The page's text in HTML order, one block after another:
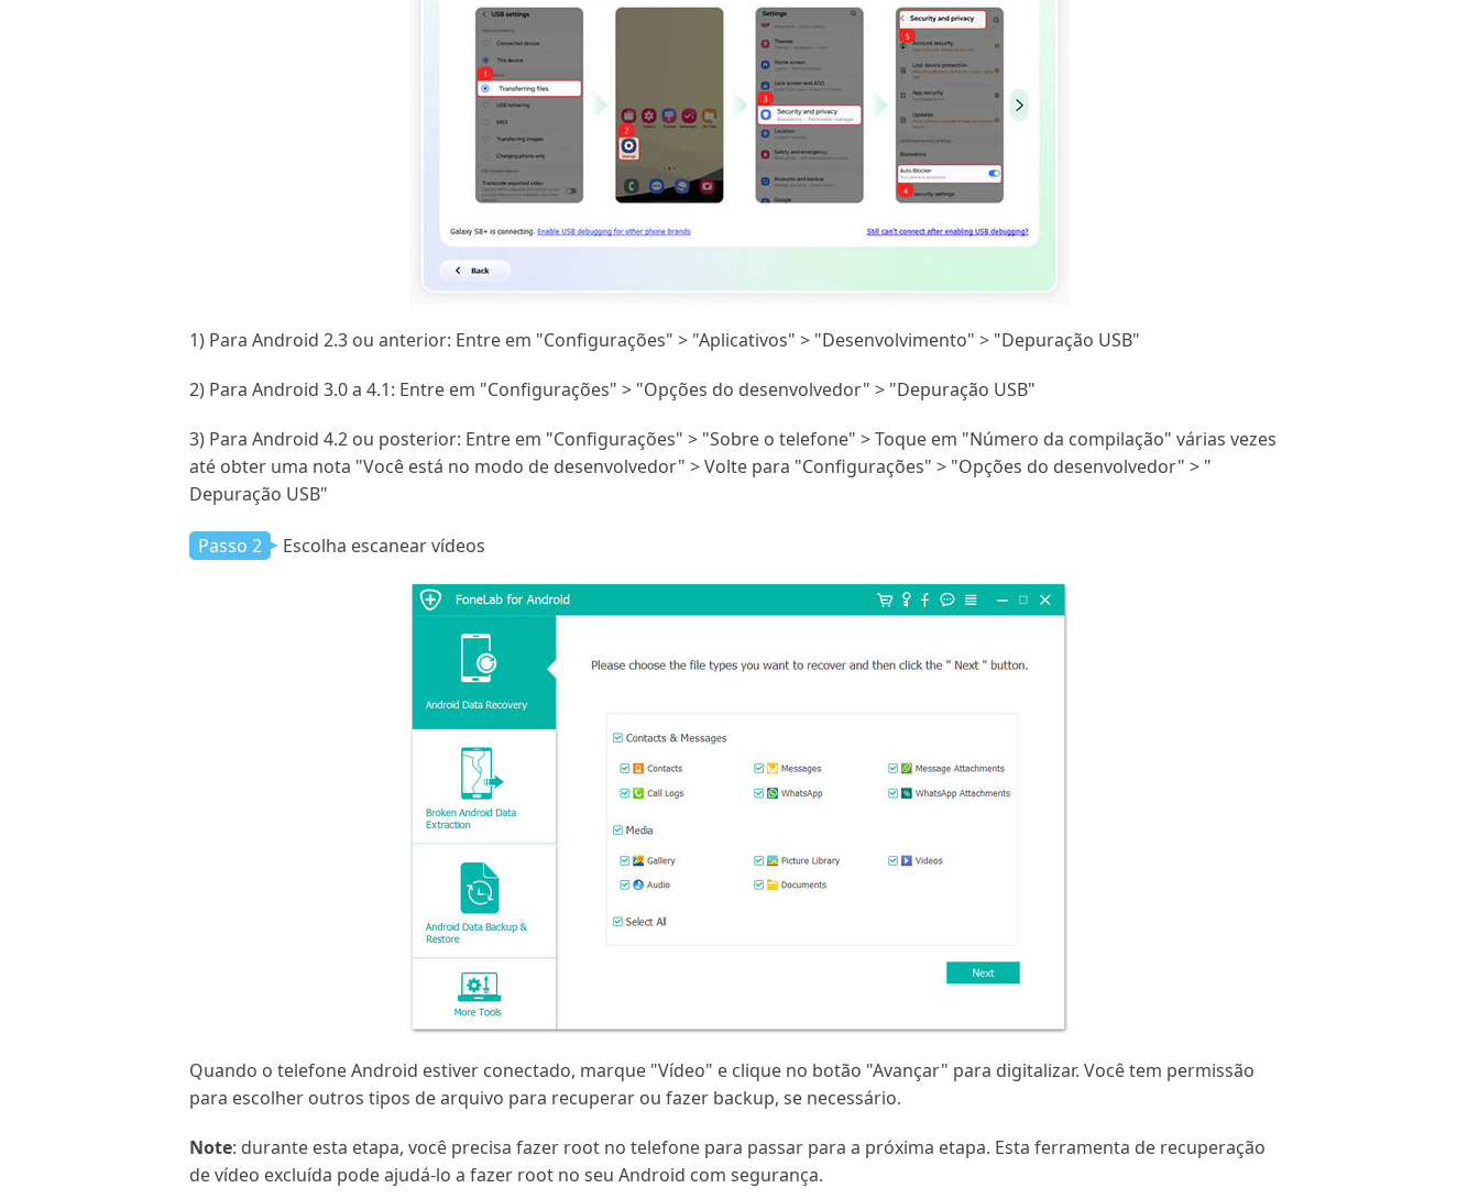
1) Para Android 2.3 ou anterior: Entre em "Configurações" > "Aplicativos" > "Desenvolvimento" > "Depuração USB"
2) Para Android 3.0 a 4.1: Entre em "Configurações" > "Opções do desenvolvedor" > "Depuração USB"
3) Para Android 4.2 ou posterior: Entre em "Configurações" > "Sobre o telefone" > Toque em "Número da compilação" várias vezes
até obter uma nota "Você está no modo de desenvolvedor" > Volte para "Configurações" > "Opções do desenvolvedor" > "
Depuração USB"
Passo 2 Escolha escanear vídeos
Quando o telefone Android estiver conectado, marque "Vídeo" e clique no botão "Avançar" para digitalizar. Você tem permissão
para escolher outros tipos de arquivo para recuperar ou fazer backup, se necessário.
Note: durante esta etapa, você precisa fazer root no telefone para passar para a próxima etapa. Esta ferramenta de recuperação
de vídeo excluída pode ajudá-lo a fazer root no seu Android com segurança.